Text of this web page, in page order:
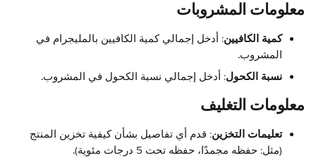
معلومات المشروبات
كمية الكافيين: أدخل إجمالي كمية الكافيين بالمليجرام في
المشروب.
نسبة الكحول: أدخل إجمالي نسبة الكحول في المشروب.
معلومات التغليف
تعليمات التخزين: قدم أي تفاصيل بشأن كيفية تخزين المنتج
(مثل: حفظه مجمدًا، حفظه تحت 5 درجات مئوية).